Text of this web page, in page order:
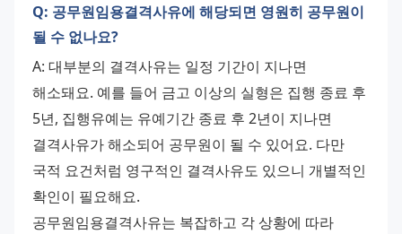
Q: 공무원임용결격사유에 해당되면 영원히 공무원이
될 수 없나요?
A: 대부분의 결격사유는 일정 기간이 지나면
해소돼요. 예를 들어 금고 이상의 실형은 집행 종료 후
5년, 집행유예는 유예기간 종료 후 2년이 지나면
결격사유가 해소되어 공무원이 될 수 있어요. 다만
국적 요건처럼 영구적인 결격사유도 있으니 개별적인
확인이 필요해요.
공무원임용결격사유는 복잡하고 각 상황에 따라